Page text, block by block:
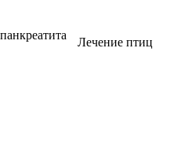
Лечение птиц